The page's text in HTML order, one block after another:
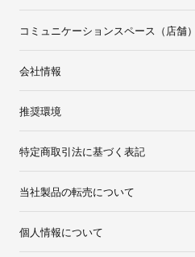
コミュニケーションスペース（店舗）
会社情報
推奨環境
特定商取引法に基づく表記
当社製品の転売について
個人情報について